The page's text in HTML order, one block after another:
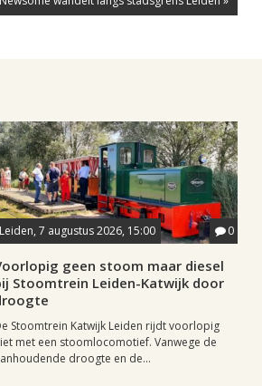
Leiden, 7 augustus 2026, 15:00 0
geen stoom maar diesel
Stoomtrein Leiden-Katwijk door
Stoomtrein Katwijk Leiden rijdt voorlopig
met een stoomlocomotief. Vanwege de
droogte en de...